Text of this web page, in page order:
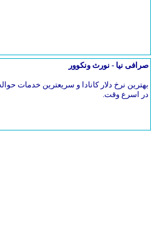
صرافی نیا - نورث ونکوور
بهترین نرخ دلار کانادا و سریعترین خدمات
در اسرع وقت.